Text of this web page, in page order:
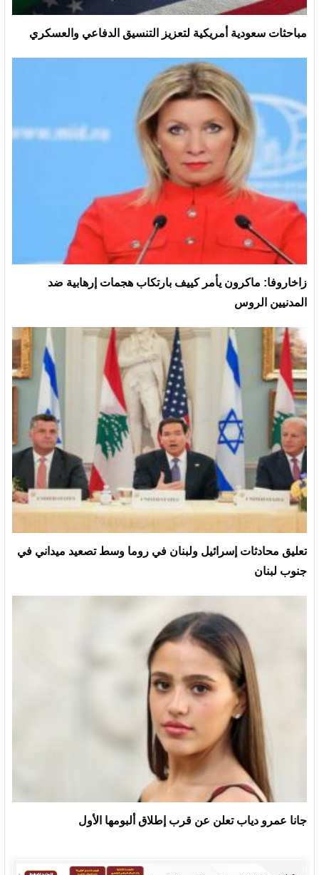
مباحثات سعودية أمريكية لتعزيز التنسيق الدفاعي والعسكري
زاخاروفا: ماكرون يأمر كييف بارتكاب هجمات إرهابية ضد
المدنيين الروس
تعليق محادثات إسرائيل ولبنان في روما وسط تصعيد ميداني في
جنوب لبنان
جانا عمرو دياب تعلن عن قرب إطلاق ألبومها الأول